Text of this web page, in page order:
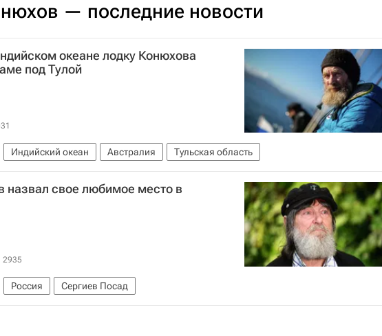
— последние новости
океане лодку Конюхова
под Тулой
Индийский океан Австралия Тульская область
назвал свое любимое место в
2935
Россия Сергиев Посад